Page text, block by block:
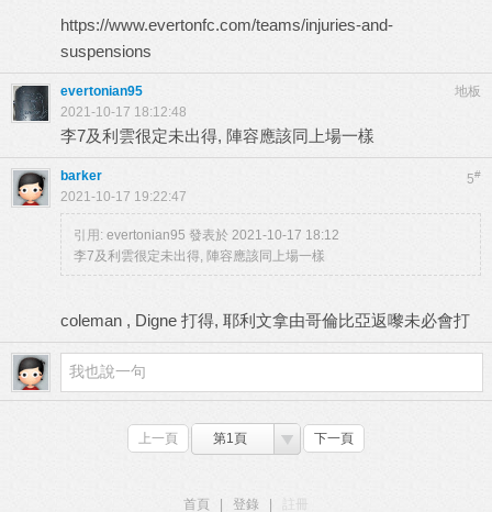
https://www.evertonfc.com/teams/injuries-and-
suspensions
地板
evertonian95
2021-10-17 18:12:48
李7及利雲很定未出得, 陣容應該同上場一樣
5#
barker
2021-10-17 19:22:47
引用: evertonian95 發表於 2021-10-17 18:12
李7及利雲很定未出得, 陣容應該同上場一樣
coleman , Digne 打得, 耶利文拿由哥倫比亞返嚟未必會打
上一頁 第1頁 下一頁
首頁 登錄